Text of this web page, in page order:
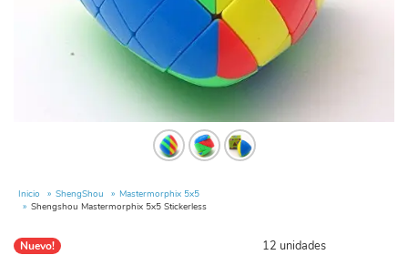
Inicio ShengShou
Mastermorphix 5x5
Shengshou Mastermorphix 5x5 Stickerless
Nuevo!
12 unidades